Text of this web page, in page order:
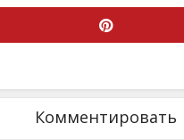
Комментировать